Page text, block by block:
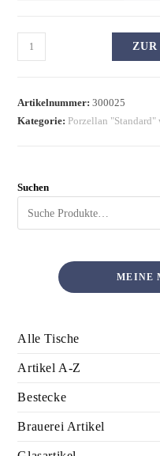
Artikelnummer:300025
Kategorie: Porzellan "Standard"
Suchen
MEINE
Alle Tische
Artikel A-Z
Bestecke
Brauerei Artikel